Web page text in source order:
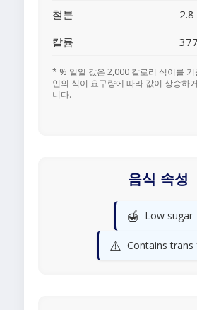
철분
칼륨
* % 일일 값은 2,000 칼로리 식이를 기
인의 식이 요구량에 따라 값이 상승하
니다.
음식 속성
🍯 Low sugar
⚠️ Contains trans